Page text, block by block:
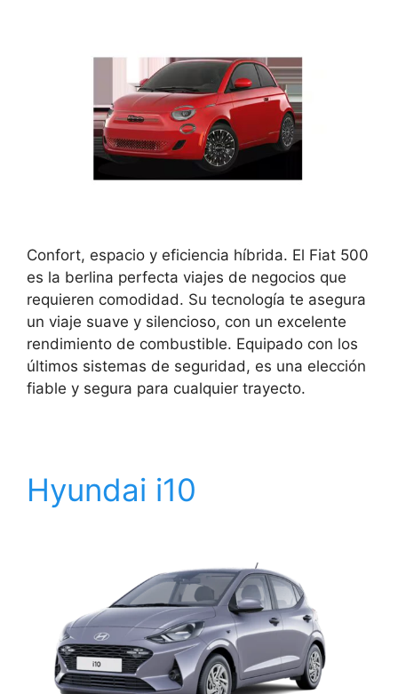
Confort, espacio y eficiencia híbrida. El Fiat 500
es la berlina perfecta viajes de negocios que
requieren comodidad. Su tecnología te asegura
un viaje suave y silencioso, con un excelente
rendimiento de combustible. Equipado con los
últimos sistemas de seguridad, es una elección
fiable y segura para cualquier trayecto.
Hyundai i10